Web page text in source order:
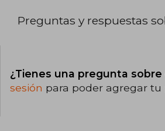
Preguntas y respuestas
¿Tienes una pregunta sobre
sesión para poder agregar